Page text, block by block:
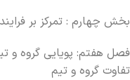
بخش چهارم : تمرکز بر
فصل هفتم: پویایی گروه و
تفاوت گروه و تیم